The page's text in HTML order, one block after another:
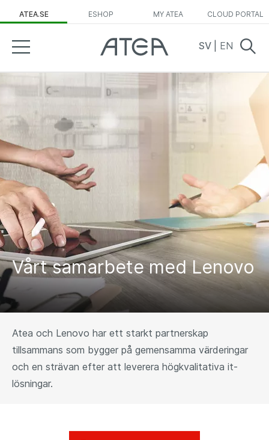
ATEA.SE ESHOP MY ATEA CLOUD PORTAL
SV EN
Vårt samarbete med Lenovo
Atea och Lenovo har ett starkt partnerskap
tillsammans som bygger på gemensamma värderingar
och en strävan efter att leverera högkvalitativa it-
lösningar.